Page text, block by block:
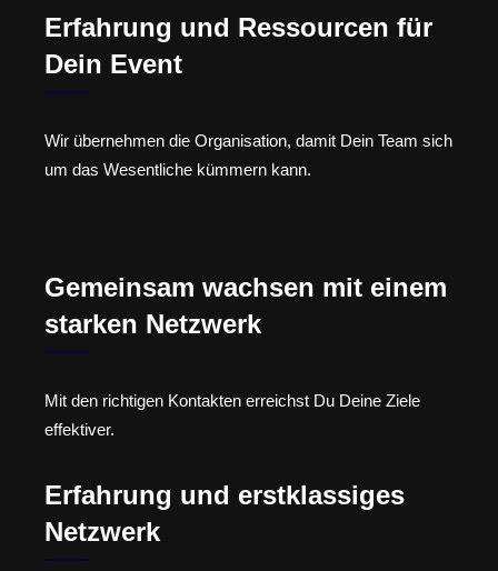
Erfahrung und Ressourcen für
Dein Event
Wir übernehmen die Organisation, damit Dein Team sich
um das Wesentliche kümmern kann.
Gemeinsam wachsen mit einem
starken Netzwerk
Mit den richtigen Kontakten erreichst Du Deine Ziele
effektiver.
Erfahrung und erstklassiges
Netzwerk